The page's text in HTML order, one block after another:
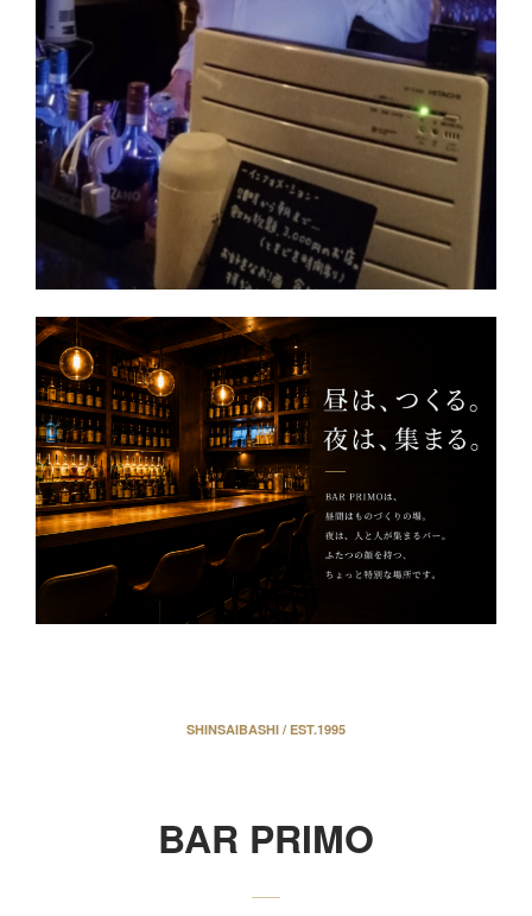
SHINSAIBASHI / EST.1995
BAR PRIMO